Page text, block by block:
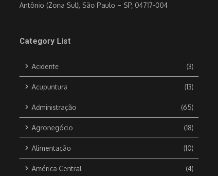
Antônio (Zona Sul), São Paulo – SP, 04717-004
Category List
Acidente (3)
Acupuntura (13)
Administração (65)
Agronegócio (18)
Alimentação (10)
América Central (4)